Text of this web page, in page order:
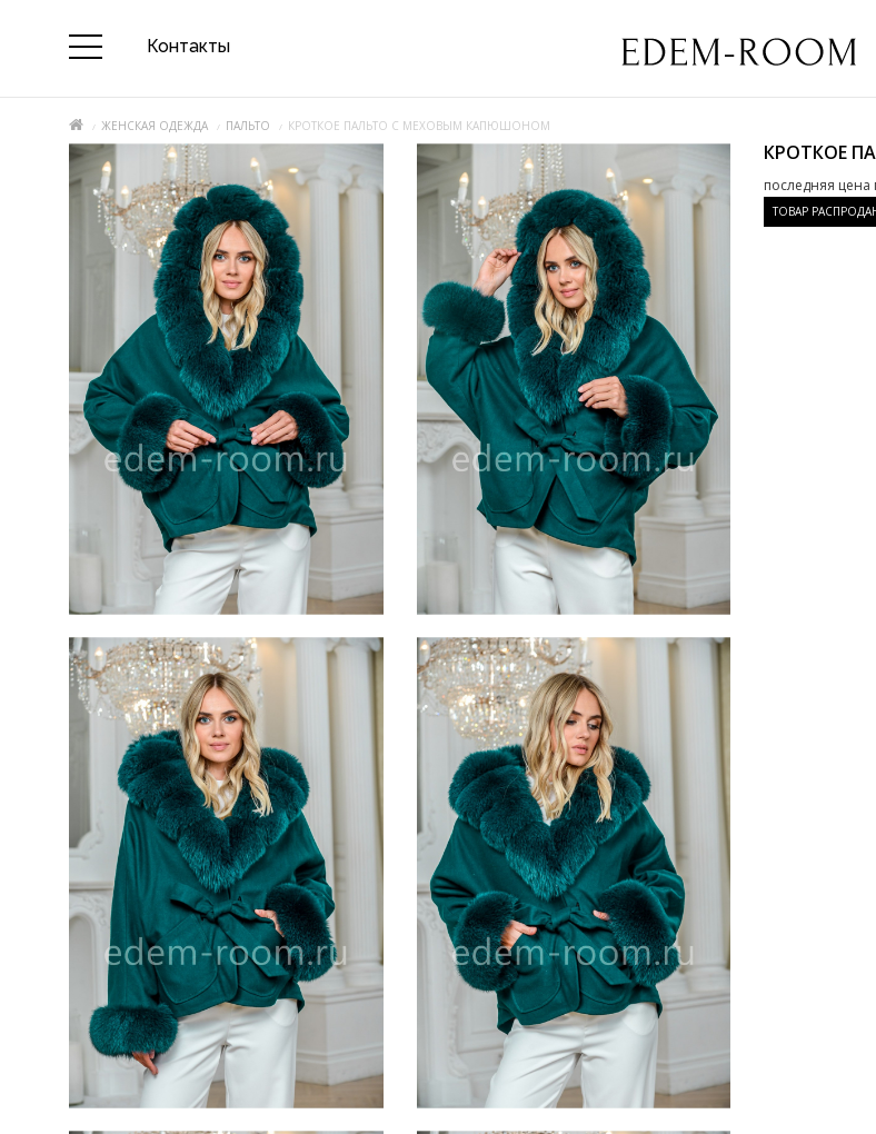
Контакты
ЖЕНСКАЯ ОДЕЖДА ПАЛЬТО КРОТКОЕ ПАЛЬТО С МЕХОВЫМ КАПЮШОНОМ
КРОТКОЕ
последняя
ТОВАР